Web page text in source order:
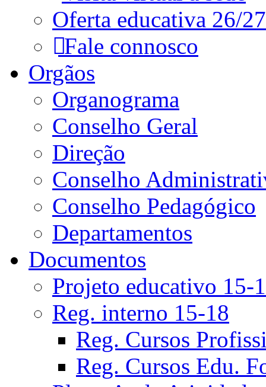
Oferta educativa 26/27
Fale connosco
Orgãos
Organograma
Conselho Geral
Direção
Conselho
Conselho Pedagógico
Departamentos
Documentos
Projeto educativo 15-
Reg. interno 15-18
Reg. Cursos
Reg. Cursos Edu.